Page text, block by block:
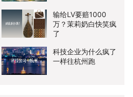
输给LV要赔1000
万？茉莉奶白快笑疯
了
科技企业为什么疯了
一样往杭州跑